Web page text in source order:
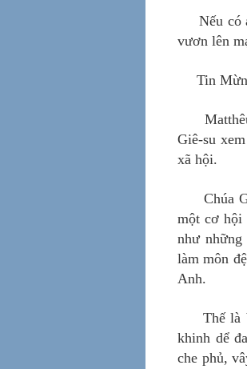
Nếu có
vươn lên
Tin
Giê-su
xã hội.
Chúa
một cơ hội
như
làm môn
Anh.
Thế là
khinh dể
che phủ,